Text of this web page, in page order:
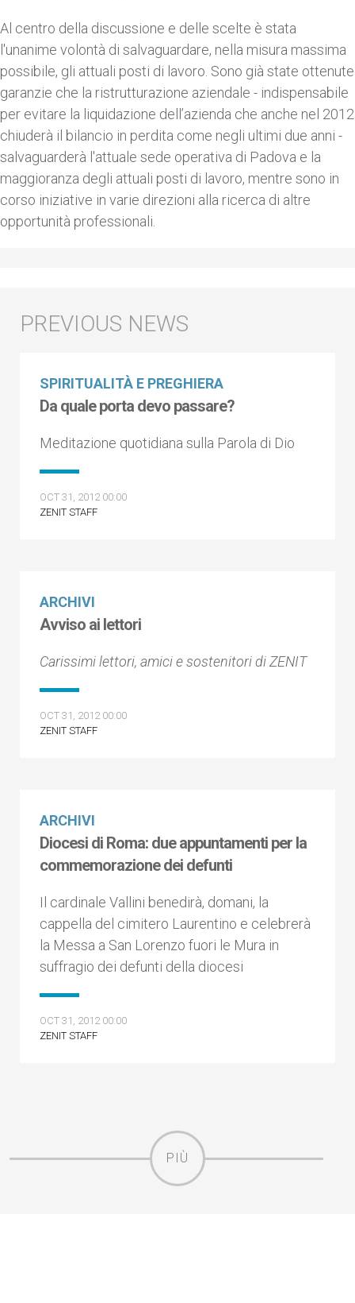
Al centro della discussione e delle scelte è stata
l'unanime volontà di salvaguardare, nella misura massima
possibile, gli attuali posti di lavoro. Sono già state ottenute
garanzie che la ristrutturazione aziendale - indispensabile
per evitare la liquidazione dell’azienda che anche nel 2012
chiuderà il bilancio in perdita come negli ultimi due anni -
salvaguarderà l'attuale sede operativa di Padova e la
maggioranza degli attuali posti di lavoro, mentre sono in
corso iniziative in varie direzioni alla ricerca di altre
opportunità professionali.
SPIRITUALITÀ E PREGHIERA
Da quale porta devo passare?
Meditazione quotidiana sulla Parola di Dio
OCT 31, 2012 00:00
ZENIT STAFF
ARCHIVI
Avviso ai lettori
Carissimi lettori, amici e sostenitori di ZENIT
OCT 31, 2012 00:00
ZENIT STAFF
ARCHIVI
Diocesi di Roma: due appuntamenti per la
commemorazione dei defunti
Il cardinale Vallini benedirà, domani, la
cappella del cimitero Laurentino e celebrerà
la Messa a San Lorenzo fuori le Mura in
suffragio dei defunti della diocesi
OCT 31, 2012 00:00
ZENIT STAFF
PIÙ